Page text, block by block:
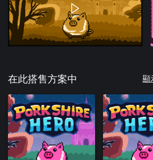
在此搭售方案中 顯